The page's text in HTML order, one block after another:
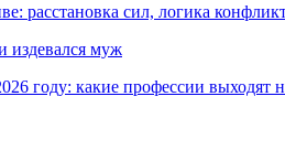
расстановка сил, логика
издевался муж
году: какие профессии выходят